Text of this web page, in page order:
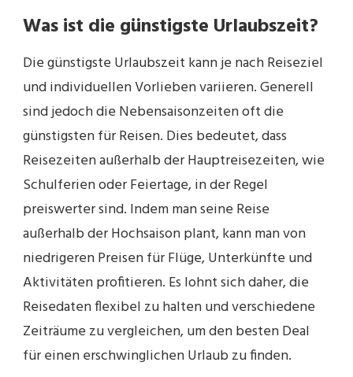
Was ist die günstigste Urlaubszeit?
Die günstigste Urlaubszeit kann je nach Reiseziel
und individuellen Vorlieben variieren. Generell
sind jedoch die Nebensaisonzeiten oft die
günstigsten für Reisen. Dies bedeutet, dass
Reisezeiten außerhalb der Hauptreisezeiten, wie
Schulferien oder Feiertage, in der Regel
preiswerter sind. Indem man seine Reise
außerhalb der Hochsaison plant, kann man von
niedrigeren Preisen für Flüge, Unterkünfte und
Aktivitäten profitieren. Es lohnt sich daher, die
Reisedaten flexibel zu halten und verschiedene
Zeiträume zu vergleichen, um den besten Deal
für einen erschwinglichen Urlaub zu finden.